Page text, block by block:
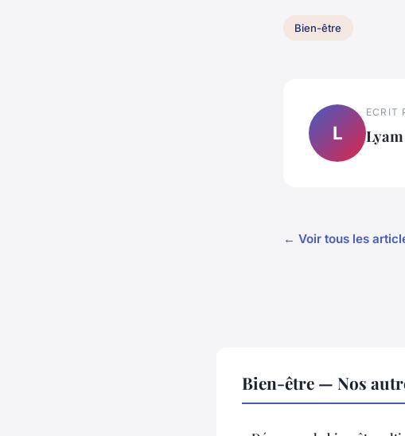
Bien-être
L
ECRIT
Lyam
← Voir tous les
Bien-être — Nos